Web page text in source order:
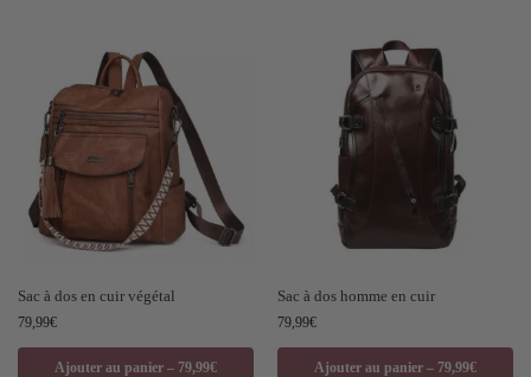
Sac à dos en cuir végétal
79,99€
Ajouter au panier – 79,99€
Sac à dos homme en cuir
79,99€
Ajouter au panier – 79,99€